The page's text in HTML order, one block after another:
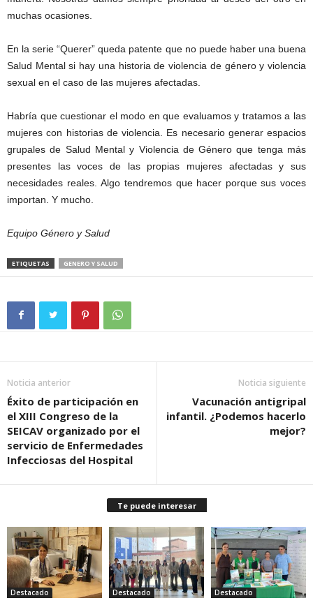
muchas ocasiones.
En la serie “Querer” queda patente que no puede haber una buena
Salud Mental si hay una historia de violencia de género y violencia
sexual en el caso de las mujeres afectadas.
Habría que cuestionar el modo en que evaluamos y tratamos a las
mujeres con historias de violencia. Es necesario generar espacios
grupales de Salud Mental y Violencia de Género que tenga más
presentes las voces de las propias mujeres afectadas y sus
necesidades reales. Algo tendremos que hacer porque sus voces
importan. Y mucho.
Equipo Género y Salud
ETIQUETAS GENERO Y SALUD
Noticia anterior
Éxito de participación en
el XIII Congreso de la
SEICAV organizado por el
servicio de Enfermedades
Infecciosas del Hospital
Noticia siguiente
Vacunación antigripal
infantil. ¿Podemos hacerlo
mejor?
Te puede interesar
Destacado Destacado Destacado